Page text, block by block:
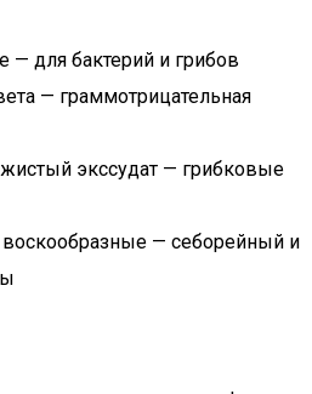
для бактерий и грибов
— граммотрицательная
экссудат — грибковые
— себорейный и